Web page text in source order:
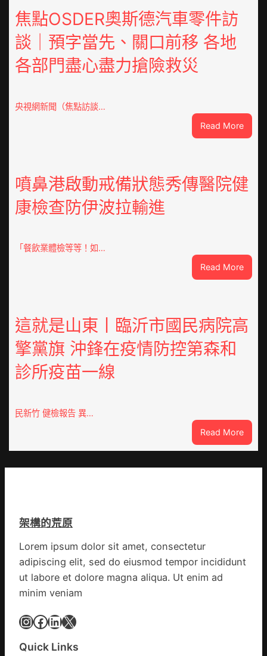
焦點OSDER奧斯德汽車零件訪
談｜預字當先、關口前移 各地
各部門盡心盡力搶險救災
央視網新聞（焦點訪談…
Read More:
焦
奧
斯
件
訪
談
字
當
部
門
救
噴鼻港啟動戒備狀態秀傳醫院健
康檢查防伊波拉輸進
「餐飲業體檢等等！如…
Read More:
噴
啟
動
醫
院
健
進
這就是山東丨臨沂市國民病院高
擎黨旗 沖鋒在疫情防控第森和
診所疫苗一線
民新竹 健檢報告 異…
Read More:
這
是
國
架構的荒原
Lorem ipsum dolor sit amet, consectetur
adipiscing elit, sed do eiusmod tempor incididunt
ut labore et dolore magna aliqua. Ut enim ad
minim veniam
InstagramFacebook LinkedIn X
Quick Links